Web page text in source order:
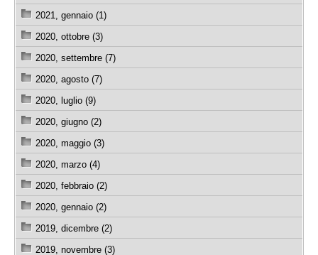
2021, gennaio (1)
2020, ottobre (3)
2020, settembre (7)
2020, agosto (7)
2020, luglio (9)
2020, giugno (2)
2020, maggio (3)
2020, marzo (4)
2020, febbraio (2)
2020, gennaio (2)
2019, dicembre (2)
2019, novembre (3)